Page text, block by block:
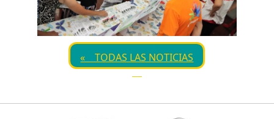
« TODAS LAS NOTICIAS